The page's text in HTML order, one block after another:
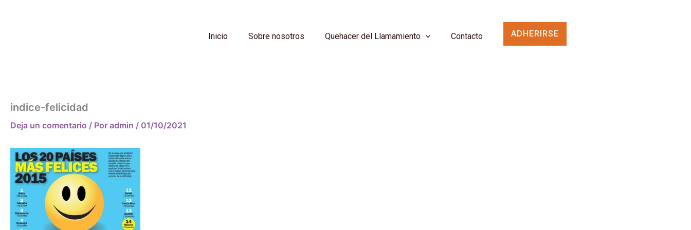
Inicio Sobre nosotros Quehacer del Llamamiento Contacto ADHERIRSE
indice-felicidad
Deja un comentario / Por admin / 01/10/2021